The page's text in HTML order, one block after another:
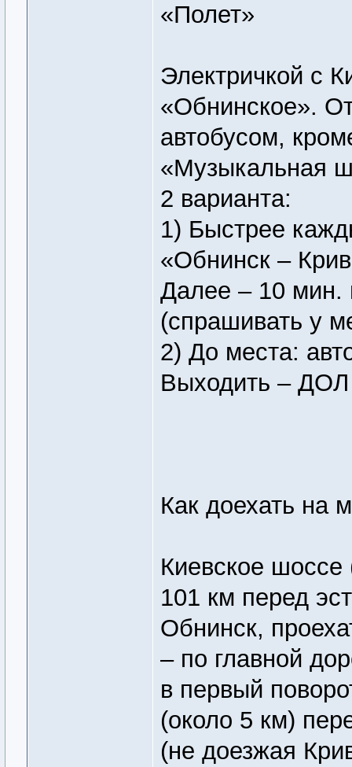
«Полет»
Электричкой с
«Обнинское».
автобусом,
«Музыкальная
2 варианта:
1) Быстрее
«Обнинск –
Далее – 10 мин.
(спрашивать у
2) До места:
Выходить –
Как доехать на
Киевское
101 км перед
Обнинск,
– по главной
в первый
(около 5 км)
(не доезжая